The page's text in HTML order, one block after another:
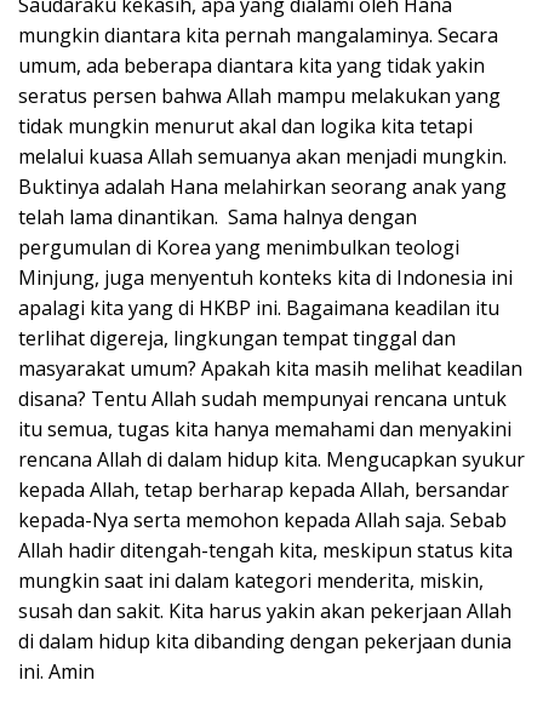
mungkin diantara kita pernah mangalaminya. Secara
umum, ada beberapa diantara kita yang tidak yakin
seratus persen bahwa Allah mampu melakukan yang
tidak mungkin menurut akal dan logika kita tetapi
melalui kuasa Allah semuanya akan menjadi mungkin.
Buktinya adalah Hana melahirkan seorang anak yang
telah lama dinantikan. Sama halnya dengan
pergumulan di Korea yang menimbulkan teologi
Minjung, juga menyentuh konteks kita di Indonesia ini
apalagi kita yang di HKBP ini. Bagaimana keadilan itu
terlihat digereja, lingkungan tempat tinggal dan
masyarakat umum? Apakah kita masih melihat keadilan
disana? Tentu Allah sudah mempunyai rencana untuk
itu semua, tugas kita hanya memahami dan menyakini
rencana Allah di dalam hidup kita. Mengucapkan syukur
kepada Allah, tetap berharap kepada Allah, bersandar
kepada-Nya serta memohon kepada Allah saja. Sebab
Allah hadir ditengah-tengah kita, meskipun status kita
mungkin saat ini dalam kategori menderita, miskin,
susah dan sakit. Kita harus yakin akan pekerjaan Allah
di dalam hidup kita dibanding dengan pekerjaan dunia
ini. Amin